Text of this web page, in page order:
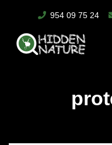
954 09 75 24